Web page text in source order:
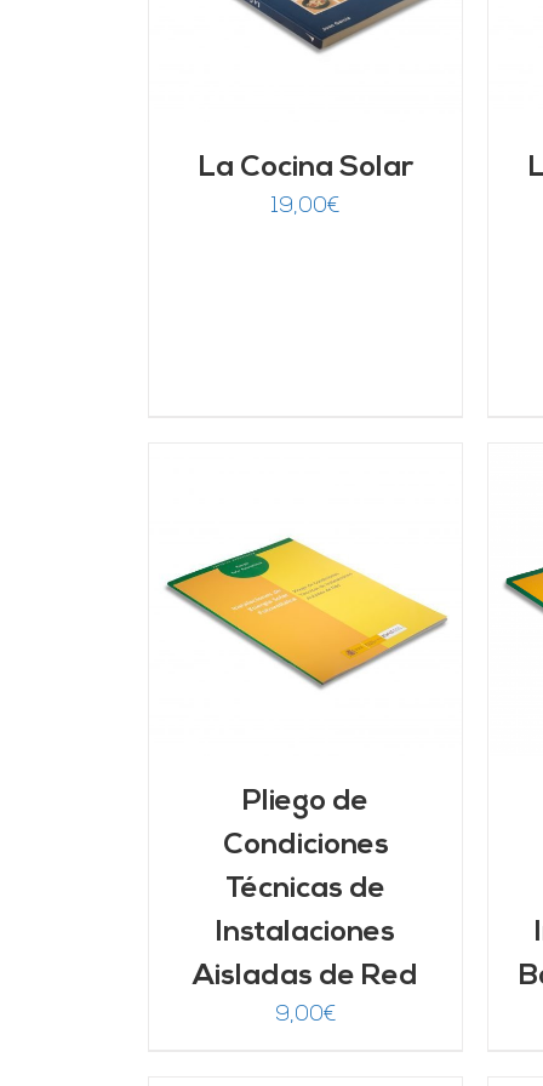
La Cocina Solar
19,00€
Pliego de
Condiciones
Técnicas de
Instalaciones
Aisladas de Red
9,00€
AÑADIR AL CARRITO
DETALLES